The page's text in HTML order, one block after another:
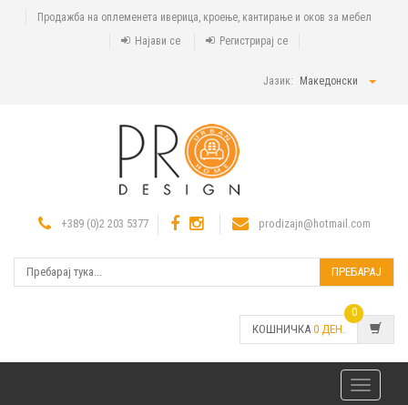
Продажба на оплеменета иверица, кроење, кантирање и оков за мебел
Најави се
Регистрирај се
Јазик: Македонски
+389 (0)2 203 5377 prodizajn@hotmail.com
ПРЕБАРАЈ
КОШНИЧКА 0 ДЕН.
0
Toggle
navigation